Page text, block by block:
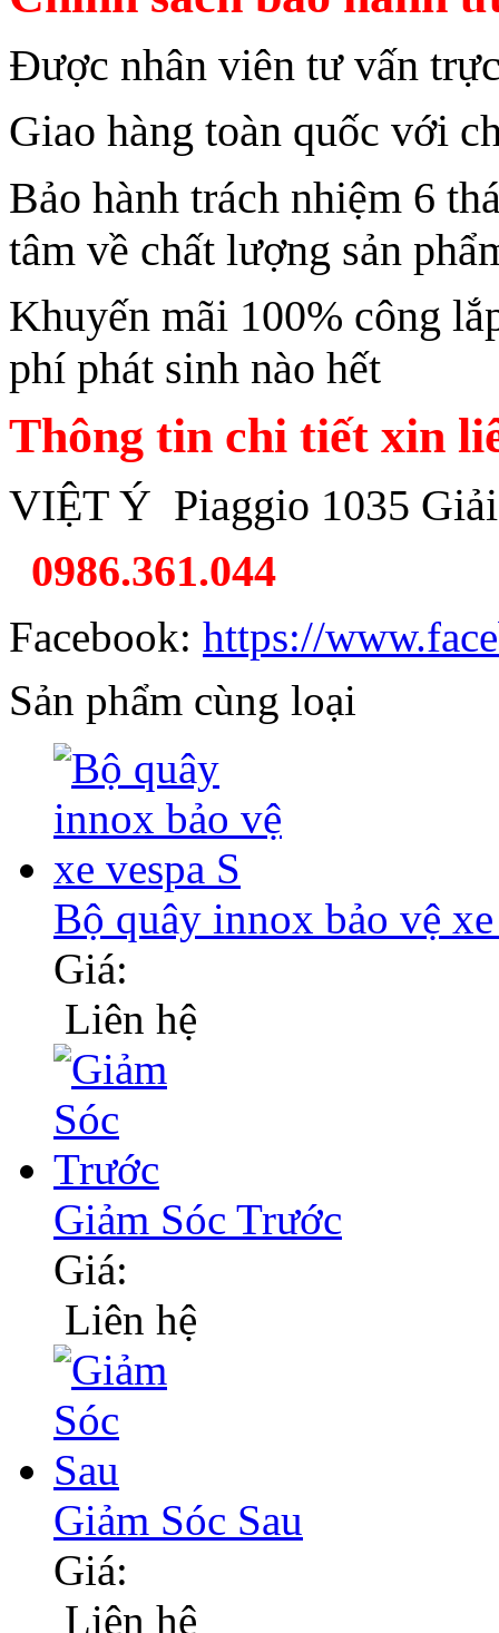
Được nhân viên tư vấn
Giao hàng toàn quốc với
Bảo hành trách nhiệm 6
tâm về chất lượng sản
Khuyến mãi 100% công
phí phát sinh nào hết
Thông tin chi tiết xin
VIỆT Ý Piaggio 1035
0986.361.044
Facebook: https://
Sản phẩm cùng loại
Bộ quây innox bảo vệ xe
Giá:
Liên hệ
Giảm Sóc Trước
Giá:
Liên hệ
Giảm Sóc Sau
Giá:
Liên hệ